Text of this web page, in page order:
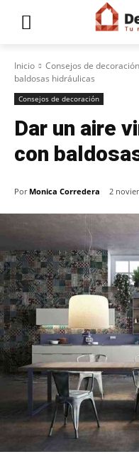
Inicio Consejos de decoración
baldosas hidráulicas
Consejos de decoración
Dar un aire
con
Por Monica Corredera 2